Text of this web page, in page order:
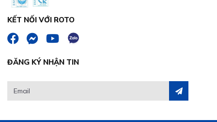
KẾT NỐI VỚI ROTO
ĐĂNG KÝ NHẬN TIN